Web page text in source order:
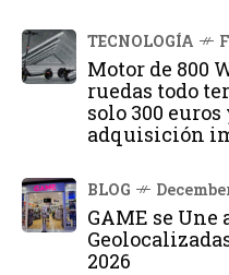
TECNOLOGÍA
Motor de 800
ruedas todo
solo 300
adquisición
BLOG
GAME se Une
2026